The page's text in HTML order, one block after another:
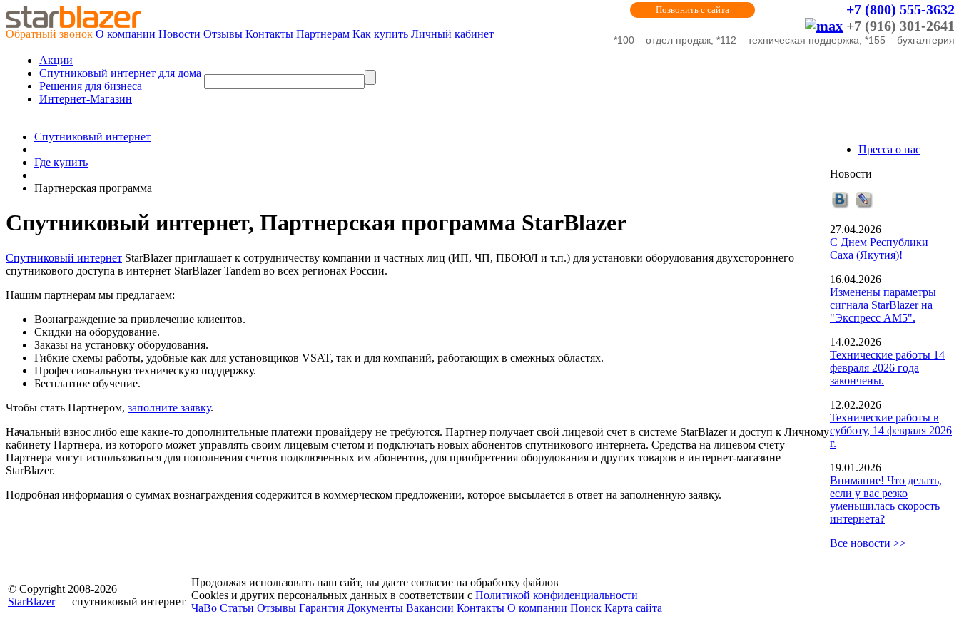
+7 (800) 555-3632
+7 (916) 301-2641
Позвонить с сайта
*100 – отдел продаж, *112 – техническая поддержка, *155 – бухгалтерия
Обратный звонок О компании Новости Отзывы Контакты Партнерам Как купить Личный кабинет
Акции
Cпутниковый интернет для дома
Решения для бизнеса
Интернет-Магазин
Спутниковый интернет
|
Где купить
|
Партнерская программа
Спутниковый интернет, Партнерская программа StarBlazer
Спутниковый интернет StarBlazer приглашает к сотрудничеству компании и частных лиц (ИП, ЧП, ПБОЮЛ и т.п.) для установки оборудования двухстороннего
спутникового доступа в интернет StarBlazer Tandem во всех регионах России.
Нашим партнерам мы предлагаем:
Вознаграждение за привлечение клиентов.
Скидки на оборудование.
Заказы на установку оборудования.
Гибкие схемы работы, удобные как для установщиков VSAT, так и для компаний, работающих в смежных областях.
Профессиональную техническую поддержку.
Бесплатное обучение.
Чтобы стать Партнером, заполните заявку.
Начальный взнос либо еще какие-то дополнительные платежи провайдеру не требуются. Партнер получает свой лицевой счет в системе StarBlazer и доступ к Личному
кабинету Партнера, из которого может управлять своим лицевым счетом и подключать новых абонентов спутникового интернета. Средства на лицевом счету
Партнера могут использоваться для пополнения счетов подключенных им абонентов, для приобретения оборудования и других товаров в интернет-магазине
StarBlazer.
Подробная информация о суммах вознаграждения содержится в коммерческом предложении, которое высылается в ответ на заполненную заявку.
Пресса о нас
Новости
27.04.2026
С Днем Республики
Саха (Якутия)!
16.04.2026
Изменены параметры
сигнала StarBlazer на
"Экспресс АМ5".
14.02.2026
Технические работы 14
февраля 2026 года
закончены.
12.02.2026
Технические работы в
субботу, 14 февраля 2026
г.
19.01.2026
Внимание! Что делать,
если у вас резко
уменьшилась скорость
интернета?
Все новости >>
© Copyright 2008-2026
StarBlazer— спутниковый интернет
Продолжая использовать наш сайт, вы даете согласие на обработку файлов
Cookies и других персональных данных в соответствии с Политикой конфиденциальности
ЧаВо Статьи Отзывы Гарантия Документы Вакансии Контакты О компании Поиск Карта сайта